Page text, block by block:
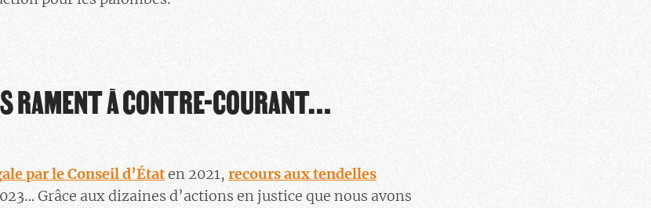
RAMENT À CONTRE-COURANT…
par le Conseil d’Étaten 2021, recours aux tendelles
Grâce aux dizaines d’actions en justice que nous avons